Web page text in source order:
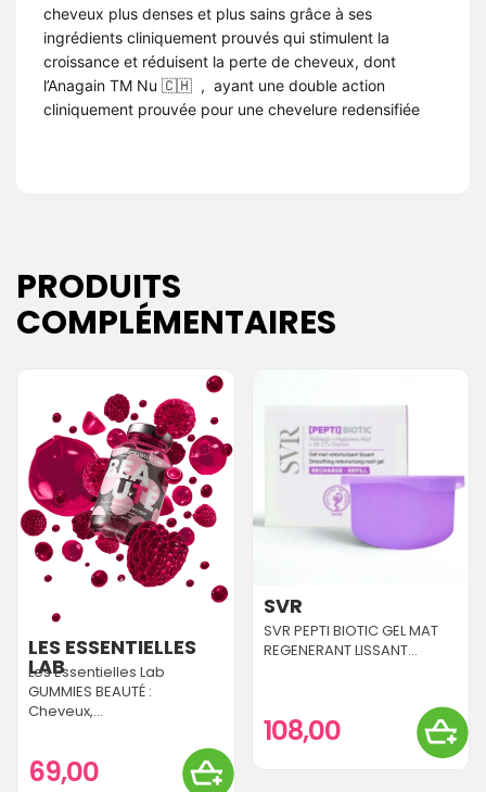
cheveux plus denses et plus sains grâce à ses
ingrédients cliniquement prouvés qui stimulent la
croissance et réduisent la perte de cheveux, dont
l’Anagain TM Nu 🇨🇭 , ayant une double action
cliniquement prouvée pour une chevelure redensifiée
PRODUITS
COMPLÉMENTAIRES
LES ESSENTIELLES
LAB
Les Essentielles Lab
GUMMIES BEAUTÉ :
Cheveux,...
69,00
SVR
SVR PEPTI BIOTIC GEL MAT
REGENERANT LISSANT...
108,00